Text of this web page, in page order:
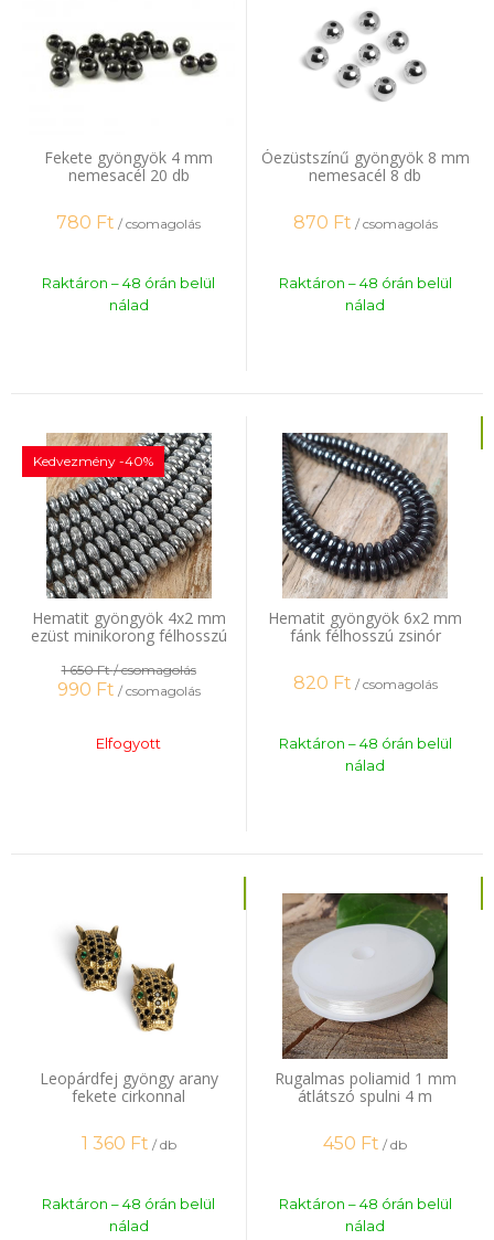
Fekete gyöngyök 4 mm
nemesacél 20 db
780 Ft / csomagolás
Raktáron – 48 órán belül
nálad
Óezüstszínű gyöngyök 8 mm
nemesacél 8 db
870 Ft / csomagolás
Raktáron – 48 órán belül
nálad
Hematit gyöngyök 4x2 mm
ezüst minikorong félhosszú
zsinór
Kedvezmény -40%
1 650 Ft/ csomagolás
990 Ft / csomagolás
Elfogyott
Hematit gyöngyök 6x2 mm
fánk félhosszú zsinór
820 Ft / csomagolás
Raktáron – 48 órán belül
nálad
Leopárdfej gyöngy arany
fekete cirkonnal
1 360 Ft / db
Raktáron – 48 órán belül
nálad
Rugalmas poliamid 1 mm
átlátszó spulni 4 m
450 Ft / db
Raktáron – 48 órán belül
nálad